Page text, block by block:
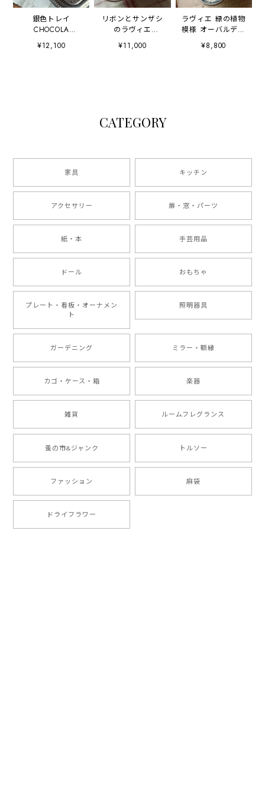
銀色トレイ
CHOCOLA
SUCHARD ショコ
ラ・シュシャール
¥12,100
リボンとサンザシ
のラヴィエ
Sarreguemines
EPINE
¥11,000
ラヴィエ 緑の植物
模様 オーバルディ
ッシュ
¥8,800
CATEGORY
家具 キッチン
アクセサリー 扉・窓・パーツ
紙・本 手芸用品
ドール おもちゃ
プレート・看板・オーナメン
ト
照明器具
ガーデニング ミラー・額縁
カゴ・ケース・箱 楽器
雑貨 ルームフレグランス
蚤の市&ジャンク トルソー
ファッション 麻袋
ドライフラワー